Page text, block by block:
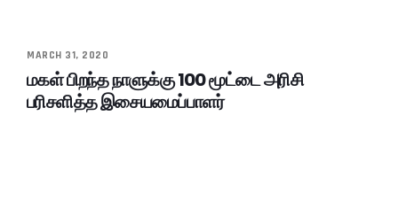
MARCH 31, 2020
மகள் பிறந்த நாளுக்கு 100 மூட்டை அரிசி
பரிசளித்த இசையமைப்பாளர்